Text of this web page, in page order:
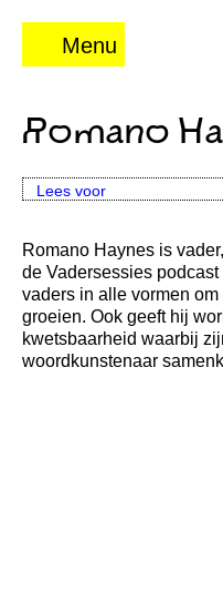
Menu
Romano
Lees voor
Romano Haynes is
de Vadersessies
vaders in alle vormen
groeien. Ook geeft hij
kwetsbaarheid waarbij
woordkunstenaar